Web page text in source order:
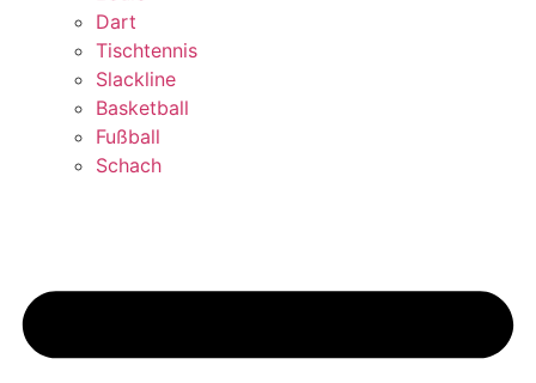
Dart
Tischtennis
Slackline
Basketball
Fußball
Schach